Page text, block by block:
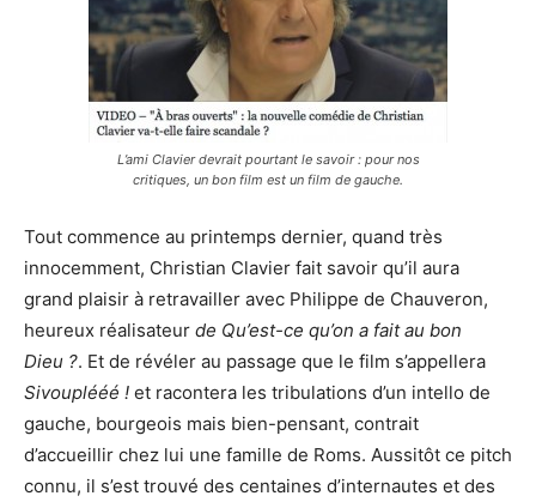
L’ami Clavier devrait pourtant le savoir : pour nos
critiques, un bon film est un film de gauche.
Tout commence au printemps dernier, quand très
innocemment, Christian Clavier fait savoir qu’il aura
grand plaisir à retravailler avec Philippe de Chauveron,
heureux réalisateur de Qu’est-ce qu’on a fait au bon
Dieu ?. Et de révéler au passage que le film s’appellera
Sivouplééé ! et racontera les tribulations d’un intello de
gauche, bourgeois mais bien-pensant, contrait
d’accueillir chez lui une famille de Roms. Aussitôt ce pitch
connu, il s’est trouvé des centaines d’internautes et des